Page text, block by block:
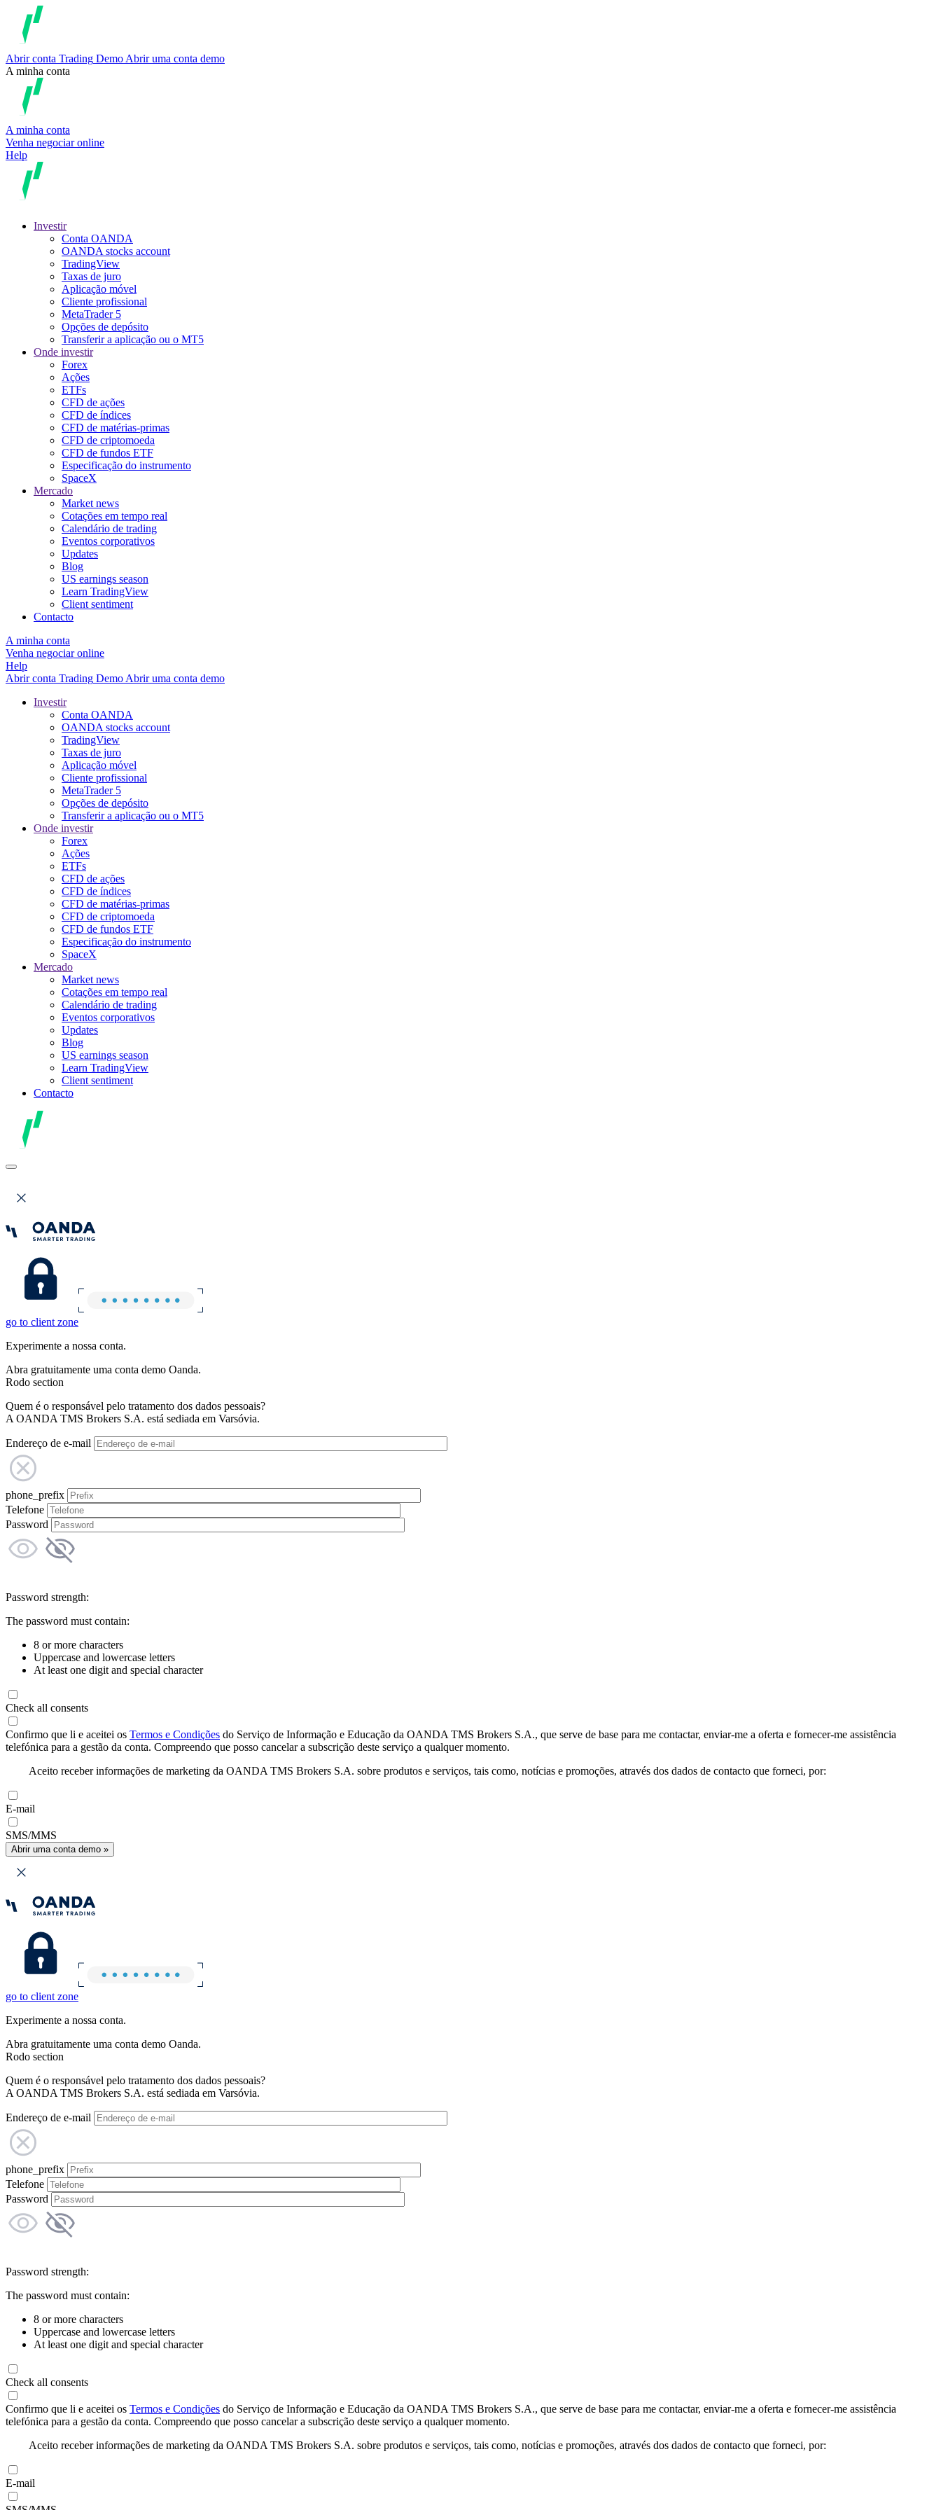
Abrir conta Trading Demo Abrir uma conta demo
A minha conta
A minha conta
Venha negociar online
Help
Investir
Conta OANDA
OANDA stocks account
TradingView
Taxas de juro
Aplicação móvel
Cliente profissional
MetaTrader 5
Opções de depósito
Transferir a aplicação ou o MT5
Onde investir
Forex
Ações
ETFs
CFD de ações
CFD de índices
CFD de matérias-primas
CFD de criptomoeda
CFD de fundos ETF
Especificação do instrumento
SpaceX
Mercado
Market news
Cotações em tempo real
Calendário de trading
Eventos corporativos
Updates
Blog
US earnings season
Learn TradingView
Client sentiment
Contacto
A minha conta
Venha negociar online
Help
Abrir conta Trading Demo Abrir uma conta demo
Investir
Conta OANDA
OANDA stocks account
TradingView
Taxas de juro
Aplicação móvel
Cliente profissional
MetaTrader 5
Opções de depósito
Transferir a aplicação ou o MT5
Onde investir
Forex
Ações
ETFs
CFD de ações
CFD de índices
CFD de matérias-primas
CFD de criptomoeda
CFD de fundos ETF
Especificação do instrumento
SpaceX
Mercado
Market news
Cotações em tempo real
Calendário de trading
Eventos corporativos
Updates
Blog
US earnings season
Learn TradingView
Client sentiment
Contacto
go to client zone
Experimente a nossa conta.
Abra gratuitamente uma conta demo Oanda.
Rodo section
Quem é o responsável pelo tratamento dos dados pessoais?
A OANDA TMS Brokers S.A. está sediada em Varsóvia.
Endereço de e-mail
phone_prefix
Telefone
Password
Password strength:
The password must contain:
8 or more characters
Uppercase and lowercase letters
At least one digit and special character
Check all consents
Confirmo que li e aceitei os Termos e Condições do Serviço de Informação e Educação da OANDA TMS Brokers S.A., que serve de base para me contactar, enviar-me a oferta e fornecer-me assistência
telefónica para a gestão da conta. Compreendo que posso cancelar a subscrição deste serviço a qualquer momento.
Aceito receber informações de marketing da OANDA TMS Brokers S.A. sobre produtos e serviços, tais como, notícias e promoções, através dos dados de contacto que forneci, por:
E-mail
SMS/MMS
Abrir uma conta demo »
go to client zone
Experimente a nossa conta.
Abra gratuitamente uma conta demo Oanda.
Rodo section
Quem é o responsável pelo tratamento dos dados pessoais?
A OANDA TMS Brokers S.A. está sediada em Varsóvia.
Endereço de e-mail
phone_prefix
Telefone
Password
Password strength:
The password must contain:
8 or more characters
Uppercase and lowercase letters
At least one digit and special character
Check all consents
Confirmo que li e aceitei os Termos e Condições do Serviço de Informação e Educação da OANDA TMS Brokers S.A., que serve de base para me contactar, enviar-me a oferta e fornecer-me assistência
telefónica para a gestão da conta. Compreendo que posso cancelar a subscrição deste serviço a qualquer momento.
Aceito receber informações de marketing da OANDA TMS Brokers S.A. sobre produtos e serviços, tais como, notícias e promoções, através dos dados de contacto que forneci, por:
E-mail